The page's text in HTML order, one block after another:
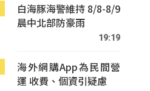
白海豚海警維持 8/8-8/9
晨中北部防豪雨
19:19
海外網購App為民間營
運 收費、個資引疑慮